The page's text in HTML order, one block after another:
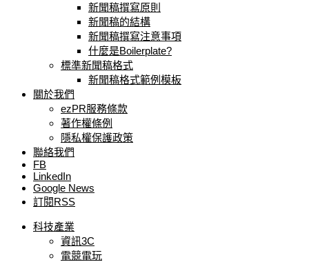
新聞稿撰寫原則
新聞稿的結構
新聞稿撰寫注意事項
什麼是Boilerplate?
標準新聞稿格式
新聞稿格式範例模板
關於我們
ezPR服務條款
著作權條例
隱私權保護政策
聯絡我們
FB
LinkedIn
Google News
訂閱RSS
科技產業
資訊3C
電競電玩